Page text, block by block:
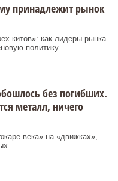
принадлежит рынок
китов»: как лидеры рынка
политику.
без погибших.
металл, ничего
века» на «движках»,